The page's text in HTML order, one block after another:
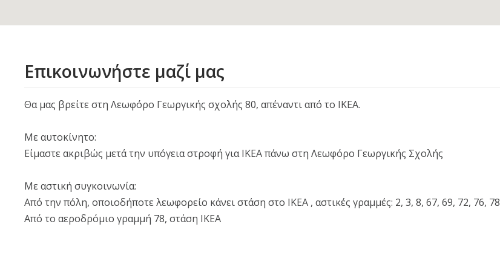
Επικοινωνήστε μαζί μας
Θα μας βρείτε στη Λεωφόρο Γεωργικής σχολής 80, απέναντι από το ΙΚΕΑ.
Με αυτοκίνητο:
Είμαστε ακριβώς μετά την υπόγεια στροφή για ΙΚΕΑ πάνω στη Λεωφόρο Γεωργικής Σχολής
Με αστική συγκοινωνία:
Από την πόλη, οποιοδήποτε λεωφορείο κάνει στάση στο ΙΚΕΑ , αστικές γραμμές: 2, 3, 8, 67, 69, 72, 76, 78
Από το αεροδρόμιο γραμμή 78, στάση IKEA